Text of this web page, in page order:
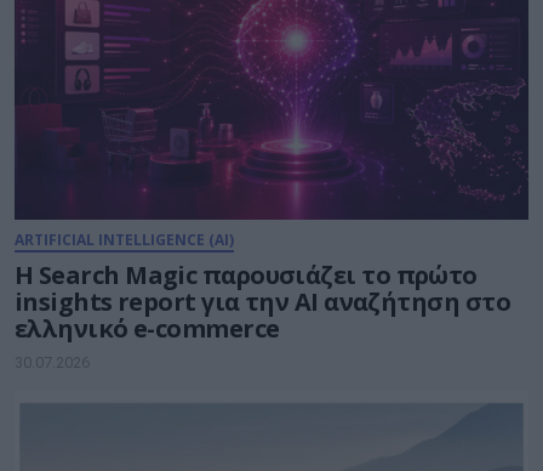
ARTIFICIAL INTELLIGENCE (AI)
Η Search Magic παρουσιάζει το πρώτο
insights report για την AI αναζήτηση στο
ελληνικό e-commerce
30.07.2026